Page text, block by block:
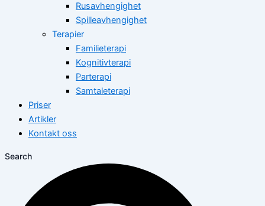
Rusavhengighet
Spilleavhengighet
Terapier
Familieterapi
Kognitivterapi
Parterapi
Samtaleterapi
Priser
Artikler
Kontakt oss
Search